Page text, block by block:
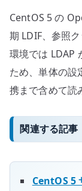
CentOS 5 の
期 LDIF、参照
環境では LDAP
ため、単体の設
携まで含めて読
関連する記事
CentOS 5